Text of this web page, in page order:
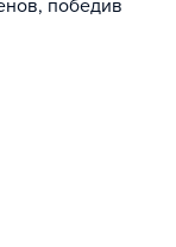
победив